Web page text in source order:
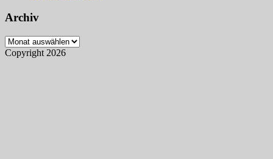
Archiv
Archiv
Copyright 2026